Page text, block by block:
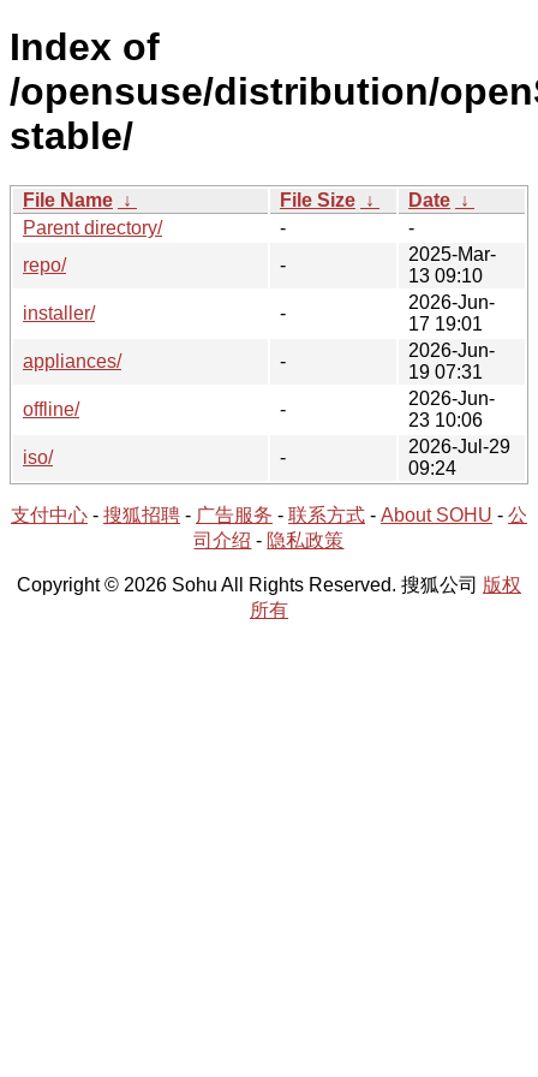
Index of
/opensuse/distribution/
stable/
File Name ↓ File Size ↓ Date ↓
Parent directory/
-
-
repo/
-
2025-Mar-
13 09:10
installer/
-
2026-Jun-
17 19:01
appliances/
-
2026-Jun-
19 07:31
offline/
-
2026-Jun-
23 10:06
iso/
-
2026-Jul-29
09:24
支付中心 - 搜狐招聘 - 广告服务 - 联系方式 - About SOHU - 公
司介绍 - 隐私政策
Copyright © 2026 Sohu All Rights Reserved. 搜狐公司 版权
所有